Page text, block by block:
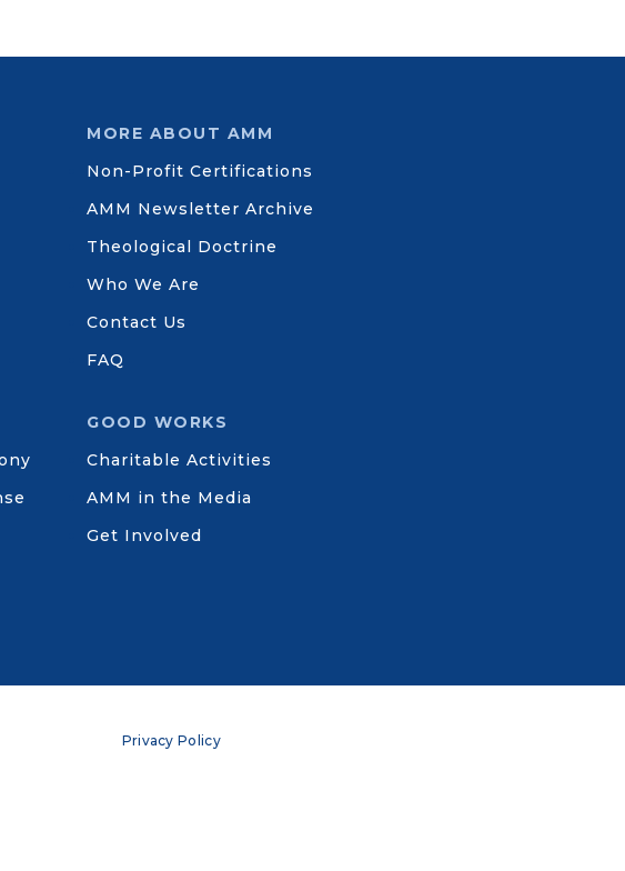
MORE ABOUT AMM
Non-Profit Certifications
AMM Newsletter Archive
Theological Doctrine
Who We Are
Contact Us
FAQ
GOOD WORKS
Charitable Activities
AMM in the Media
Get Involved
Privacy Policy